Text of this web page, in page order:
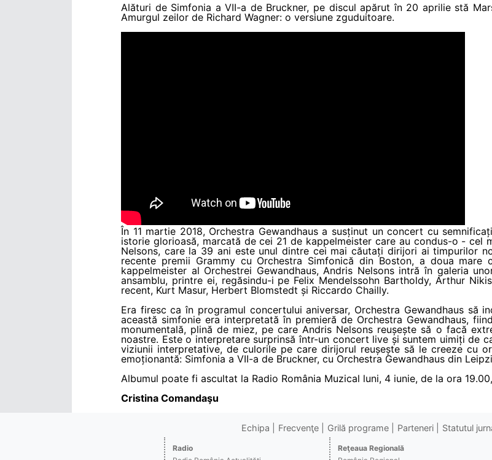
Alături de Simfonia a VII-a de Bruckner, pe discul apărut în 20 aprilie stă
Amurgul zeilor de Richard Wagner: o versiune zguduitoare.
În 11 martie 2018, Orchestra Gewandhaus a susținut un concert cu
istorie glorioasă, marcată de cei 21 de kappelmeister care au condus-o - cel
Nelsons, care la 39 ani este unul dintre cei mai căutați dirijori ai timpurilor
recente premii Grammy cu Orchestra Simfonică din Boston, a doua
kappelmeister al Orchestrei Gewandhaus, Andris Nelsons intră în galeria
ansamblu, printre ei, regăsindu-i pe Felix Mendelssohn Bartholdy, Arthur
recent, Kurt Masur, Herbert Blomstedt și Riccardo Chailly.
Era firesc ca în programul concertului aniversar, Orchestra Gewandhaus să
această simfonie era interpretată în premieră de Orchestra Gewandhaus,
monumentală, plină de miez, pe care Andris Nelsons reușește să o facă
noastre. Este o interpretare surprinsă într-un concert live și suntem uimiți de
viziunii interpretative, de culorile pe care dirijorul reușește să le creeze cu
emoționantă: Simfonia a VII-a de Bruckner, cu Orchestra Gewandhaus din
Albumul poate fi ascultat la Radio România Muzical luni, 4 iunie, de la ora
Cristina Comandaşu
Echipa Frecvenţe Grilă programe Parteneri Statutul
Radio
Reţeaua Regională